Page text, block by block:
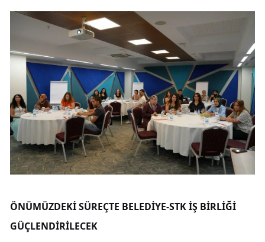
ÖNÜMÜZDEKİ SÜREÇTE BELEDİYE-STK İŞ BİRLİĞİ
GÜÇLENDİRİLECEK